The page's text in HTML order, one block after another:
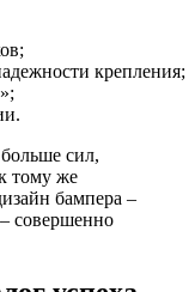
крепления;
сил,
тому же
бампера –
совершенно